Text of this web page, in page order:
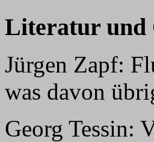
Literatur und
Jürgen Zapf:
was davon
Georg Tessin: